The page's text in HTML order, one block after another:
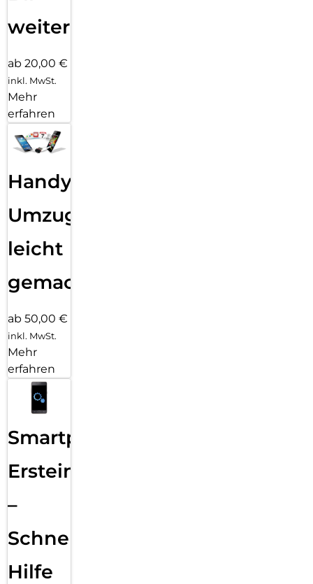
weiter
ab 20,00 €
inkl. MwSt.
Mehr
erfahren
Handy
Umzug
leicht
gemacht!
ab 50,00 €
inkl. MwSt.
Mehr
erfahren
Smartphone
Ersteinrichtung
–
Schnelle
Hilfe